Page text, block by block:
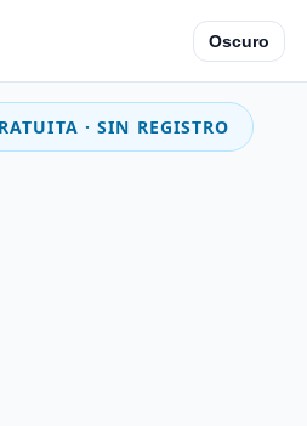
Oscuro
· SIN REGISTRO